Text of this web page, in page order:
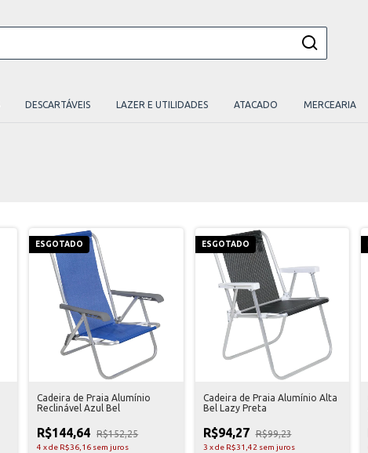
DESCARTÁVEIS LAZER E UTILIDADES ATACADO MERCEARIA
ESGOTADO
Cadeira de Praia Alumínio
Reclinável Azul Bel
R$144,64 R$152,25
4 xde R$36,16 sem juros
ESGOTADO
Cadeira de Praia Alumínio Alta
Bel Lazy Preta
R$94,27 R$99,23
3 xde R$31,42 sem juros